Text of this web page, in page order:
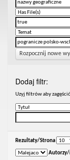
Rozpocznij nowe
Dodaj filtr:
Uzyj filtrów aby
Rezultaty/Strona
Autorzy/